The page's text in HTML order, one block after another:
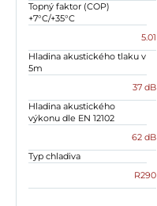
Topný faktor (COP)
+7°C/+35°C
5.01
Hladina akustického tlaku v
5m
37 dB
Hladina akustického
výkonu dle EN 12102
62 dB
Typ chladiva
R290